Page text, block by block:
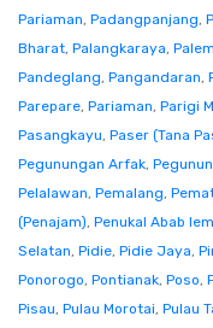
Pariaman, Padangpanjang,
Bharat, Palangkaraya,
Pandeglang, Pangandaran,
Parepare, Pariaman, Parigi
Pasangkayu, Paser (Tana
Pegunungan Arfak,
Pelalawan, Pemalang,
(Penajam), Penukal Abab
Selatan, Pidie, Pidie Jaya,
Ponorogo, Pontianak, Poso,
Pisau, Pulau Morotai, Pulau